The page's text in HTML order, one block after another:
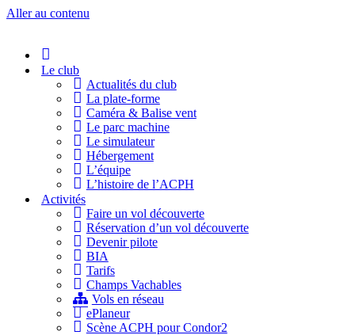
Aller au contenu
Le club
Actualités du club
La plate-forme
Caméra & Balise vent
Le parc machine
Le simulateur
Hébergement
L’équipe
L’histoire de l’ACPH
Activités
Faire un vol découverte
Réservation d’un vol découverte
Devenir pilote
BIA
Tarifs
Champs Vachables
Vols en réseau
ePlaneur
Scène ACPH pour Condor2